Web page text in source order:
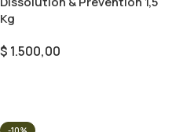
Kg
$ 1.500,00